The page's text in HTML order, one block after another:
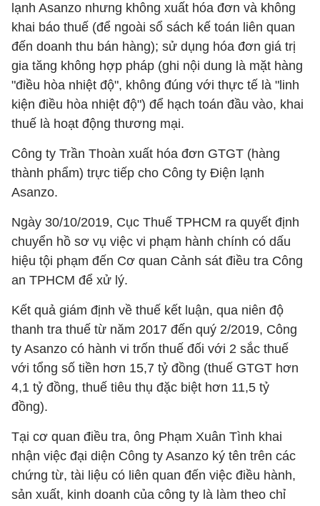
lạnh Asanzo nhưng không xuất hóa đơn và không
khai báo thuế (để ngoài sổ sách kế toán liên quan
đến doanh thu bán hàng); sử dụng hóa đơn giá trị
gia tăng không hợp pháp (ghi nội dung là mặt hàng
"điều hòa nhiệt độ", không đúng với thực tế là "linh
kiện điều hòa nhiệt độ") để hạch toán đầu vào, khai
thuế là hoạt động thương mại.
Công ty Trần Thoàn xuất hóa đơn GTGT (hàng
thành phẩm) trực tiếp cho Công ty Điện lạnh
Asanzo.
Ngày 30/10/2019, Cục Thuế TPHCM ra quyết định
chuyển hồ sơ vụ việc vi phạm hành chính có dấu
hiệu tội phạm đến Cơ quan Cảnh sát điều tra Công
an TPHCM để xử lý.
Kết quả giám định về thuế kết luận, qua niên độ
thanh tra thuế từ năm 2017 đến quý 2/2019, Công
ty Asanzo có hành vi trốn thuế đối với 2 sắc thuế
với tổng số tiền hơn 15,7 tỷ đồng (thuế GTGT hơn
4,1 tỷ đồng, thuế tiêu thụ đặc biệt hơn 11,5 tỷ
đồng).
Tại cơ quan điều tra, ông Phạm Xuân Tình khai
nhận việc đại diện Công ty Asanzo ký tên trên các
chứng từ, tài liệu có liên quan đến việc điều hành,
sản xuất, kinh doanh của công ty là làm theo chỉ